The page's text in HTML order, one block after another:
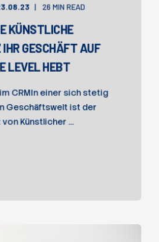
26 MIN READ
KÜNSTLICHE
GESCHÄFT AUF
LEVEL HEBT
CRMIn einer sich stetig
Geschäftswelt ist der
Künstlicher ...